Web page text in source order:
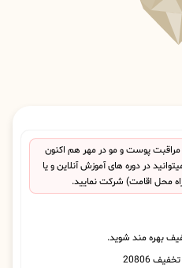
پوست و مو در مهر هم اکنون
در دوره های آموزش آنلاین و یا
محل اقامت) شرکت نمایید.